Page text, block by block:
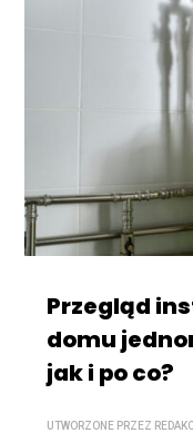
Przegląd
domu
jak i po co?
UTWORZONE PRZEZ